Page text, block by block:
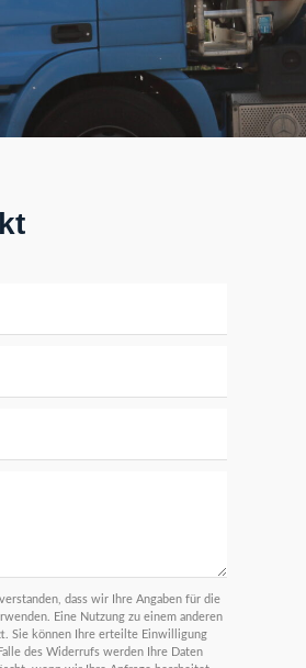
dass wir Ihre Angaben für die
Eine Nutzung zu einem anderen
Sie können Ihre erteilte Einwilligung
des Widerrufs werden Ihre Daten